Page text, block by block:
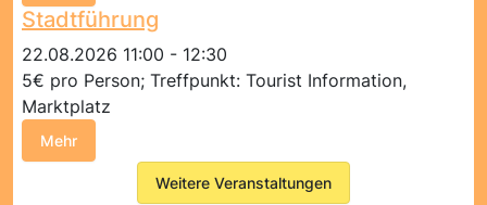
Stadtführung
22.08.2026 11:00 - 12:30
5€ pro Person; Treffpunkt: Tourist Information,
Marktplatz
Mehr
Weitere Veranstaltungen